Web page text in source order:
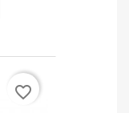
favorite_border